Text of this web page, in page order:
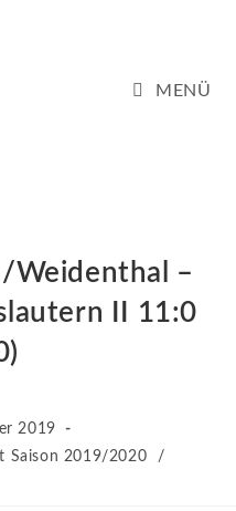
MENÜ
Weidenthal –
II 11:0
2019
Saison 2019/2020
/